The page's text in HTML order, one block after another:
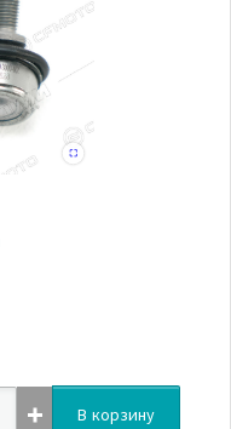
В корзину